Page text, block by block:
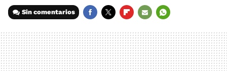
Sin comentarios
MAIL